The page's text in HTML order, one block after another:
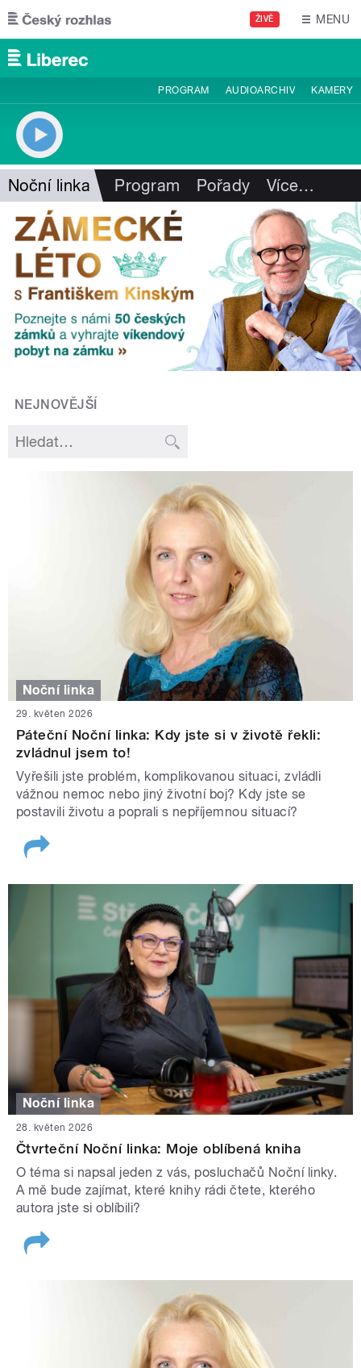
Přejít k hlavnímu obsahu
ŽIVĚ MENU
PROGRAM AUDIOARCHIV KAMERY
Noční linka Program Pořady Více…
NEJNOVĚJŠÍ
Noční linka
29. květen 2026
Páteční Noční linka: Kdy jste si v životě řekli:
zvládnul jsem to!
Vyřešili jste problém, komplikovanou situaci, zvládli
vážnou nemoc nebo jiný životní boj? Kdy jste se
postavili životu a poprali s nepříjemnou situací?
Noční linka
28. květen 2026
Čtvrteční Noční linka: Moje oblíbená kniha
O téma si napsal jeden z vás, posluchačů Noční linky.
A mě bude zajímat, které knihy rádi čtete, kterého
autora jste si oblíbili?